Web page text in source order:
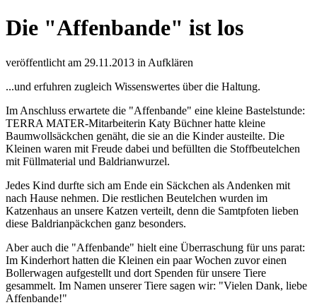
Die "Affenbande" ist los
veröffentlicht am 29.11.2013 in Aufklären
...und erfuhren zugleich Wissenswertes über die Haltung.
Im Anschluss erwartete die "Affenbande" eine kleine Bastelstunde:
TERRA MATER-Mitarbeiterin Katy Büchner hatte kleine
Baumwollsäckchen genäht, die sie an die Kinder austeilte. Die
Kleinen waren mit Freude dabei und befüllten die Stoffbeutelchen
mit Füllmaterial und Baldrianwurzel.
Jedes Kind durfte sich am Ende ein Säckchen als Andenken mit
nach Hause nehmen. Die restlichen Beutelchen wurden im
Katzenhaus an unsere Katzen verteilt, denn die Samtpfoten lieben
diese Baldrianpäckchen ganz besonders.
Aber auch die "Affenbande" hielt eine Überraschung für uns parat:
Im Kinderhort hatten die Kleinen ein paar Wochen zuvor einen
Bollerwagen aufgestellt und dort Spenden für unsere Tiere
gesammelt. Im Namen unserer Tiere sagen wir: "Vielen Dank, liebe
Affenbande!"